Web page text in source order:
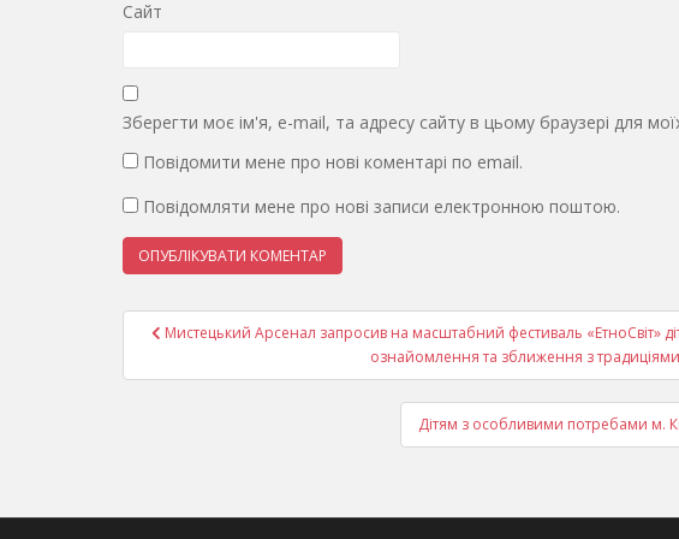
Сайт
Зберегти моє ім'я, e-mail, та адресу сайту в цьому браузері для
Повідомити мене про нові коментарі по email.
Повідомляти мене про нові записи електронною поштою.
Навігація
Мистецький Арсенал запросив на масштабний фестиваль «ЕтноСвіт»
ознайомлення та зближення з
Дітям з особливими потребами м.